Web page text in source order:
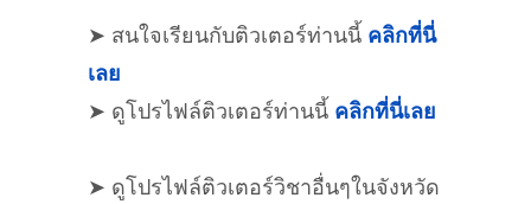
➤ สนใจเรียนกับติวเตอร์ท่านนี้ คลิกที่นี่
เลย
➤ ดูโปรไฟล์ติวเตอร์ท่านนี้ คลิกที่นี่เลย
➤ ดูโปรไฟล์ติวเตอร์วิชาอื่นๆในจังหวัด